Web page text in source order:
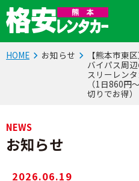
HOME お知らせ
【熊本市東
バイパス周
スリーレン
（1日860円
切りでお得）
NEWS
お知らせ
2026.06.19